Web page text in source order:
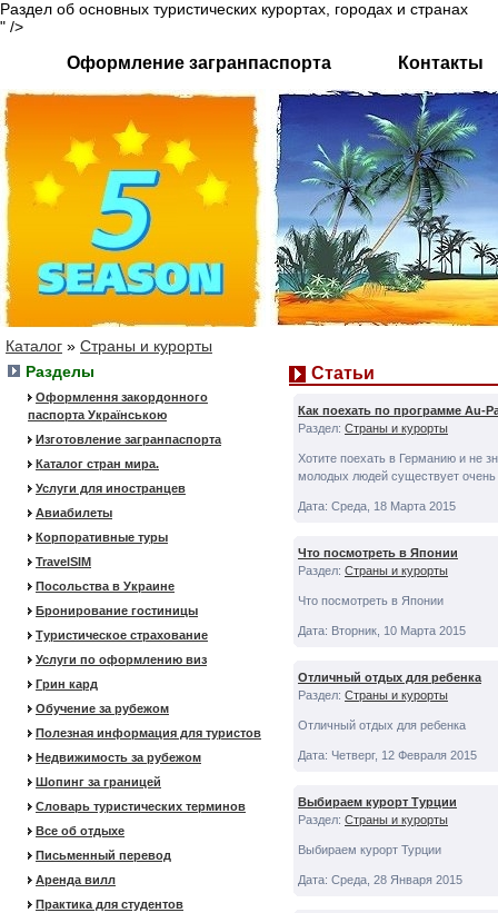
Раздел об основных туристических курортах, городах и странах
" />
Оформление загранпаспорта Контакты
Каталог » Страны и курорты
Разделы
Оформлення закордонного
паспорта Українською
Изготовление загранпаспорта
Каталог стран мира.
Услуги для иностранцев
Авиабилеты
Корпоративные туры
TravelSIM
Посольства в Украине
Бронирование гостиницы
Туристическое страхование
Услуги по оформлению виз
Грин кард
Обучение за рубежом
Полезная информация для туристов
Недвижимость за рубежом
Шопинг за границей
Словарь туристических терминов
Все об отдыхе
Письменный перевод
Аренда вилл
Практика для студентов
Статьи
Как поехать по программе Au-
Раздел: Страны и курорты
Хотите поехать в Германию и не
молодых людей существует очень
Дата: Среда, 18 Марта 2015
Что посмотреть в Японии
Раздел: Страны и курорты
Что посмотреть в Японии
Дата: Вторник, 10 Марта 2015
Отличный отдых для ребенка
Раздел: Страны и курорты
Отличный отдых для ребенка
Дата: Четверг, 12 Февраля 2015
Выбираем курорт Турции
Раздел: Страны и курорты
Выбираем курорт Турции
Дата: Среда, 28 Января 2015